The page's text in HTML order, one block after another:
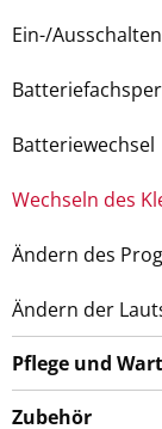
Ein-/
Batteriewechsel
Wechseln des
Ändern des
Ändern der
Pflege und
Zubehör